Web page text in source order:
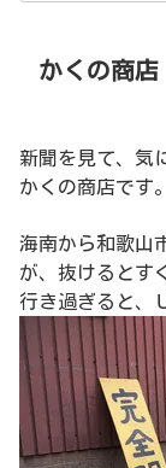
かくの商店
新聞を見て、気
かくの商店です。
海南から和歌山
が、抜けるとす
行き過ぎると、